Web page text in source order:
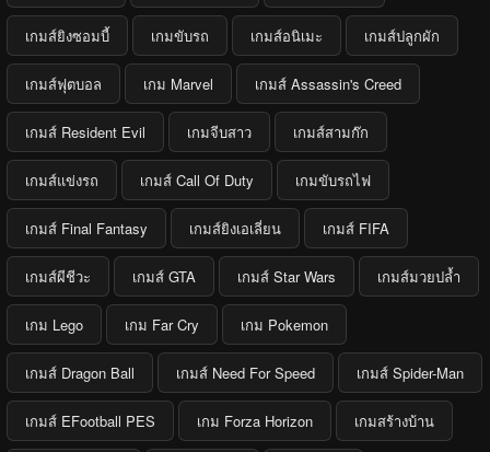
เกมส์ยิงซอมบี้ เกมขับรถ เกมส์อนิเมะ เกมส์ปลูกผัก
เกมส์ฟุตบอล เกม Marvel เกมส์ Assassin's Creed
เกมส์ Resident Evil เกมจีบสาว เกมส์สามก๊ก
เกมส์แข่งรถ เกมส์ Call Of Duty เกมขับรถไฟ
เกมส์ Final Fantasy เกมส์ยิงเอเลี่ยน เกมส์ FIFA
เกมส์ผีชีวะ เกมส์ GTA เกมส์ Star Wars เกมส์มวยปล้ำ
เกม Lego เกม Far Cry เกม Pokemon
เกมส์ Dragon Ball เกมส์ Need For Speed เกมส์ Spider-Man
เกมส์ EFootball PES เกม Forza Horizon เกมสร้างบ้าน